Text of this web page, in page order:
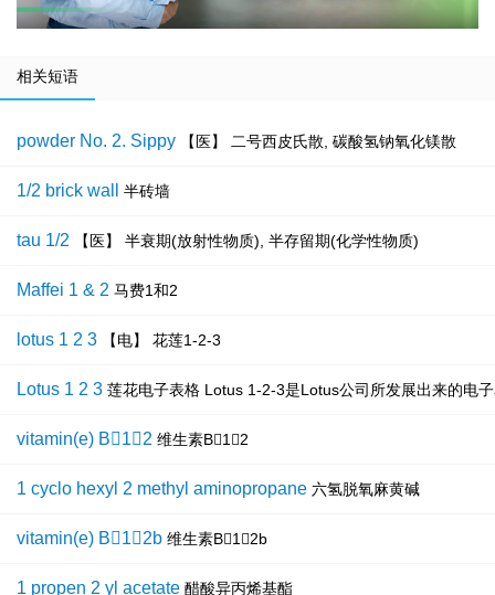
相关短语
powder No. 2. Sippy 【医】 二号西皮氏散, 碳酸氢钠氧化镁散
1/2 brick wall 半砖墙
tau 1/2 【医】 半衰期(放射性物质), 半存留期(化学性物质)
Maffei 1 & 2 马费1和2
lotus 1 2 3 【电】 花莲1-2-3
Lotus 1 2 3 莲花电子表格 Lotus 1-2-3是Lotus公司所发展出来的电
vitamin(e) B12 维生素B12
1 cyclo hexyl 2 methyl aminopropane 六氢脱氧麻黄碱
vitamin(e) B12b 维生素B12b
1 propen 2 yl acetate 醋酸异丙烯基酯